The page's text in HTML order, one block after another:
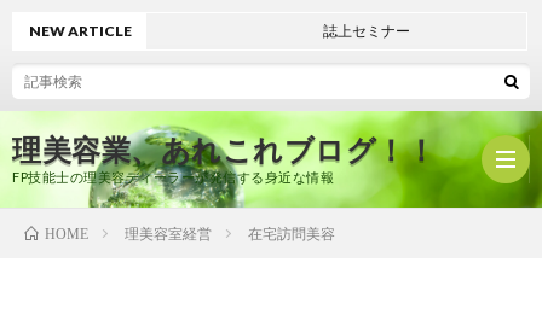
理美容業、あれこれブログ！！
FP技能士の理美容ディーラーが発信する身近な情報
NEW ARTICLE 誌上セミナー
HOME 理美容室経営 在宅訪問美容